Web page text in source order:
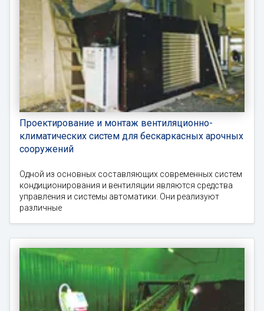
Проектирование и монтаж вентиляционно-
климатических систем для бескаркасных арочных
сооружений
Одной из основных составляющих современных систем
кондиционирования и вентиляции являются средства
управления и системы автоматики. Они реализуют
различные